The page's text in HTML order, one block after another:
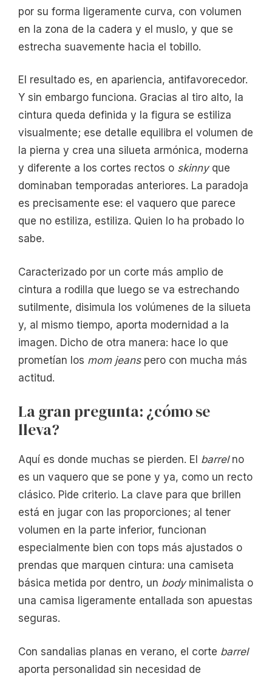
por su forma ligeramente curva, con volumen
en la zona de la cadera y el muslo, y que se
estrecha suavemente hacia el tobillo.
El resultado es, en apariencia, antifavorecedor.
Y sin embargo funciona. Gracias al tiro alto, la
cintura queda definida y la figura se estiliza
visualmente; ese detalle equilibra el volumen de
la pierna y crea una silueta armónica, moderna
y diferente a los cortes rectos o skinnyque
dominaban temporadas anteriores. La paradoja
es precisamente ese: el vaquero que parece
que no estiliza, estiliza. Quien lo ha probado lo
sabe.
Caracterizado por un corte más amplio de
cintura a rodilla que luego se va estrechando
sutilmente, disimula los volúmenes de la silueta
y, al mismo tiempo, aporta modernidad a la
imagen. Dicho de otra manera: hace lo que
prometían los mom jeanspero con mucha más
actitud.
La gran pregunta: ¿cómo se
lleva?
Aquí es donde muchas se pierden. El barrelno
es un vaquero que se pone y ya, como un recto
clásico. Pide criterio. La clave para que brillen
está en jugar con las proporciones; al tener
volumen en la parte inferior, funcionan
especialmente bien con tops más ajustados o
prendas que marquen cintura: una camiseta
básica metida por dentro, un bodyminimalista o
una camisa ligeramente entallada son apuestas
seguras.
Con sandalias planas en verano, el corte barrel
aporta personalidad sin necesidad de